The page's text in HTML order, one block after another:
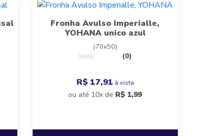
Fronha Avulso Imperialle,
YOHANA unico azul
(70x50)
(0)
R$ 17,91 à vista
ou até 10x de R$1,99